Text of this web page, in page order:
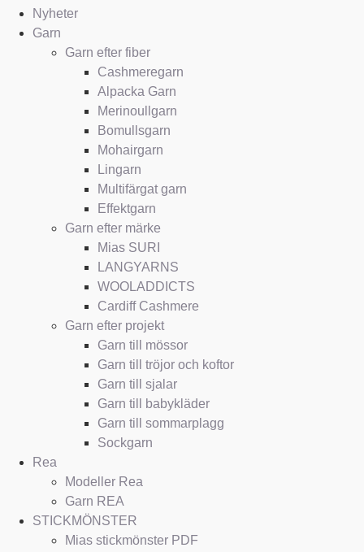
Nyheter
Garn
Garn efter fiber
Cashmeregarn
Alpacka Garn
Merinoullgarn
Bomullsgarn
Mohairgarn
Lingarn
Multifärgat garn
Effektgarn
Garn efter märke
Mias SURI
LANGYARNS
WOOLADDICTS
Cardiff Cashmere
Garn efter projekt
Garn till mössor
Garn till tröjor och koftor
Garn till sjalar
Garn till babykläder
Garn till sommarplagg
Sockgarn
Rea
Modeller Rea
Garn REA
STICKMÖNSTER
Mias stickmönster PDF